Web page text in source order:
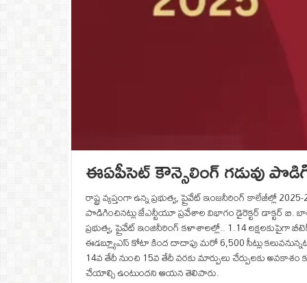
ఈఏపీసెట్‌ కౌన్సెలింగ్ గడువు
రాష్ట్ర వ్యప్తంగా ఉన్న ప్రభుత్వ, ప్రైవేట్ ఇంజనీరింగ్ కాలేజీల్లో
పొడిగించినట్లు జేఎన్టీయూ ప్రవేశాల విభాగం డైరెక్టర్ డాక్టర్
ప్రభుత్వ, ప్రైవేట్‌ ఇంజినీరింగ్‌ కళాశాలల్లో.. 1.14 లక్షలకుపైగా
ఈడబ్ల్యూఎస్‌ కోటా కింద దాదాపు మరో 6,500 సీట్లు
14వ తేదీ నుంచి 15వ తేదీ వరకు మార్పులు చేర్పులకు
చేయాల్సి ఉంటుందని ఆయన తెలిపారు.